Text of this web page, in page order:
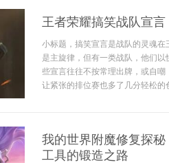
王者荣耀搞笑战队宣
小标题，搞笑宣言是战队的灵魂
是主旋律，但有一类战队，他们
些宣言往往不按常理出牌，或自
让紧张的排位赛也多了几分轻松
我的世界附魔修复探
工具的锻造之路